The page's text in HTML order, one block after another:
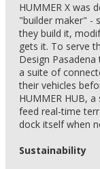
HUMMER X was
"builder maker" -
they build it,
gets it. To serve
Design
a suite of
their vehicles
HUMMER HUB,
feed real-time
dock itself when
Sustainability